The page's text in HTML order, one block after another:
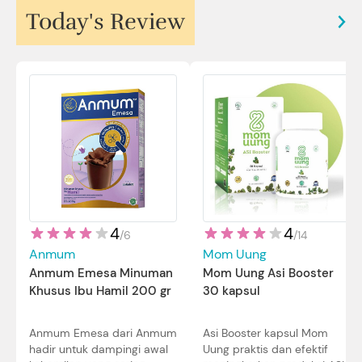
Today's Review
4/6
Anmum
Anmum Emesa Minuman
Khusus Ibu Hamil 200 gr
Anmum Emesa dari Anmum
hadir untuk dampingi awal
4/14
Mom Uung
Mom Uung Asi Booster
30 kapsul
Asi Booster kapsul Mom
Uung praktis dan efektif